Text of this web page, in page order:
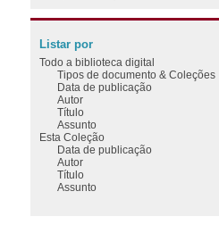
Listar por
Todo a biblioteca digital
Tipos de documento & Coleções
Data de publicação
Autor
Título
Assunto
Esta Coleção
Data de publicação
Autor
Título
Assunto